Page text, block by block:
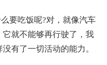
吃饭呢?对，就像汽车
就不能够再行驶了，我
有了一切活动的能力。